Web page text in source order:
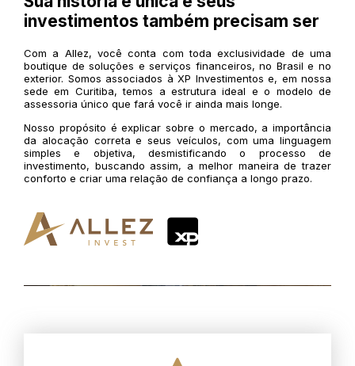
investimentos também precisam ser
Com a Allez, você conta com toda exclusividade de uma
boutique de soluções e serviços financeiros, no Brasil e no
exterior. Somos associados à XP Investimentos e, em nossa
sede em Curitiba, temos a estrutura ideal e o modelo de
assessoria único que fará você ir ainda mais longe.
Nosso propósito é explicar sobre o mercado, a importância
da alocação correta e seus veículos, com uma linguagem
simples e objetiva, desmistificando o processo de
investimento, buscando assim, a melhor maneira de trazer
conforto e criar uma relação de confiança a longo prazo.